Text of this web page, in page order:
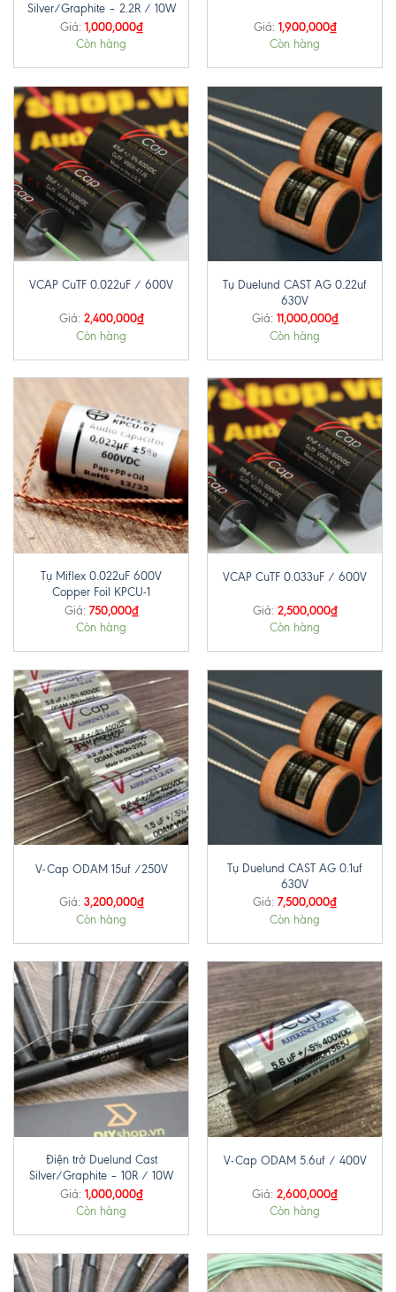
Silver/Graphite – 2.2R / 10W
Giá: 1,000,000₫
Còn hàng
Giá: 1,900,000₫
Còn hàng
VCAP CuTF 0.022uF / 600V
Giá: 2,400,000₫
Còn hàng
Tụ Duelund CAST AG 0.22uf
630V
Giá: 11,000,000₫
Còn hàng
Tụ Miflex 0.022uF 600V
Copper Foil KPCU-1
Giá: 750,000₫
Còn hàng
VCAP CuTF 0.033uF / 600V
Giá: 2,500,000₫
Còn hàng
V-Cap ODAM 15uf /250V
Giá: 3,200,000₫
Còn hàng
Tụ Duelund CAST AG 0.1uf
630V
Giá: 7,500,000₫
Còn hàng
Điện trở Duelund Cast
Silver/Graphite – 10R / 10W
Giá: 1,000,000₫
Còn hàng
V-Cap ODAM 5.6uf / 400V
Giá: 2,600,000₫
Còn hàng